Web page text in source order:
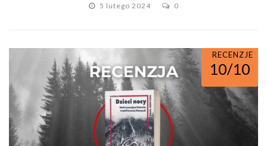
5 lutego 2024
0
RECENZJE
10/10